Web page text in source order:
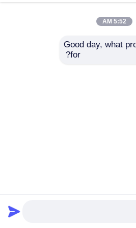
Shenzhen Balson Technology
5:52 AM
Good day, what
for?